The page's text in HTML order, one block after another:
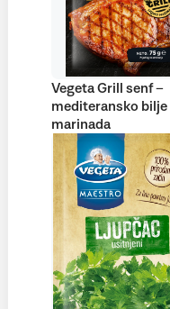
Vegeta Grill senf –
mediteransko bilje
marinada